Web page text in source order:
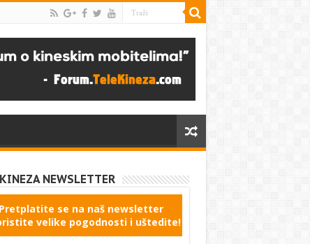
NEWSLETTER
Pretplatite se na naš newsletter
velike pogodnosti i uštedite!